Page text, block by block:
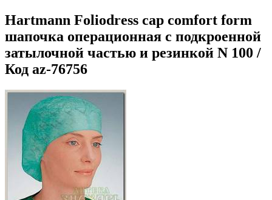
Hartmann Foliodress cap comfort form
шапочка операционная с подкроенной
затылочной частью и резинкой N 100 /
Код az-76756